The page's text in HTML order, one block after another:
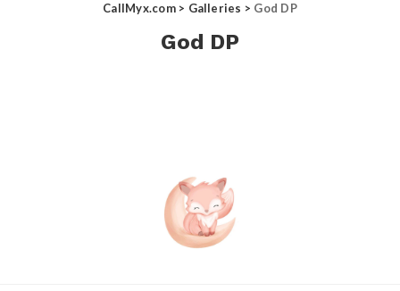
CallMyx.com> Galleries > God DP
God DP